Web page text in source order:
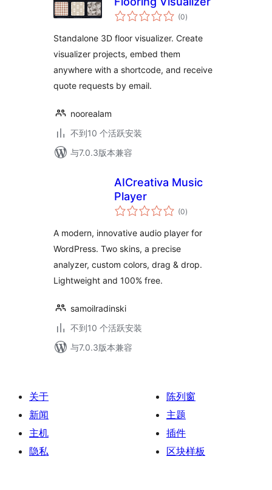
(0总
评)
Standalone 3D floor visualizer. Create
visualizer projects, embed them
anywhere with a shortcode, and receive
quote requests by email.
noorealam
不到10 个活跃安装
与7.0.3版本兼容
AICreativa Music
Player
(0总
评)
A modern, innovative audio player for
WordPress. Two skins, a precise
analyzer, custom colors, drag & drop.
Lightweight and 100% free.
samoilradinski
不到10 个活跃安装
与7.0.3版本兼容
关于
新闻
主机
隐私
陈列窗
主题
插件
区块样板